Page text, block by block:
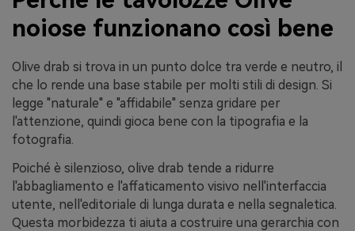
noiose funzionano così bene
Olive drab si trova in un punto dolce tra verde e neutro, il
che lo rende una base stabile per molti stili di design. Si
legge "naturale" e "affidabile" senza gridare per
l'attenzione, quindi gioca bene con la tipografia e la
fotografia.
Poiché è silenzioso, olive drab tende a ridurre
l'abbagliamento e l'affaticamento visivo nell'interfaccia
utente, nell'editoriale di lunga durata e nella segnaletica.
Questa morbidezza ti aiuta a costruire una gerarchia con